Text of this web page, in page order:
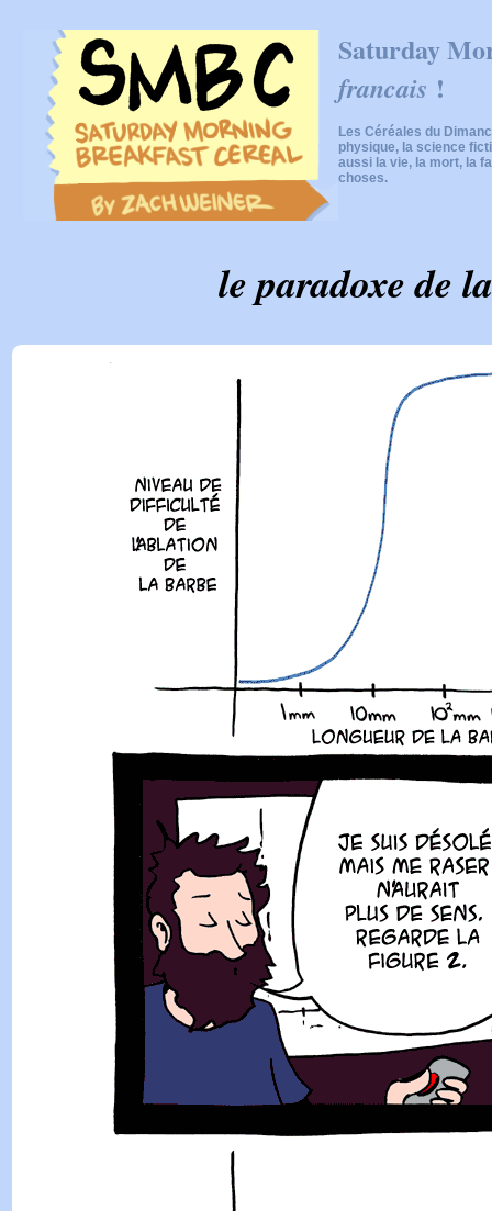
Saturday
francais !
Les Céréales du
physique, la science
aussi la vie, la mort, la
choses.
le paradoxe de